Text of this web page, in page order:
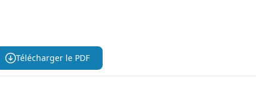
Télécharger le PDF